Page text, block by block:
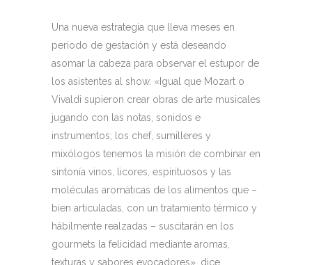
Una nueva estrategia que lleva meses en
periodo de gestación y está deseando
asomar la cabeza para observar el estupor de
los asistentes al show. «Igual que Mozart o
Vivaldi supieron crear obras de arte musicales
jugando con las notas, sonidos e
instrumentos; los chef, sumilleres y
mixólogos tenemos la misión de combinar en
sintonía vinos, licores, espirituosos y las
moléculas aromáticas de los alimentos que –
bien articuladas, con un tratamiento térmico y
hábilmente realzadas – suscitarán en los
gourmets la felicidad mediante aromas,
texturas y sabores evocadores», dice.